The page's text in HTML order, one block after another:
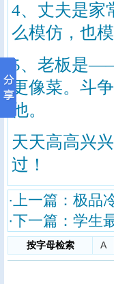
4、丈夫是家
么模仿，也
5、老板是
更像菜。斗
他。
天天高高兴
过！
·上一篇： 极品
·下一篇： 学生
按字母检索 A